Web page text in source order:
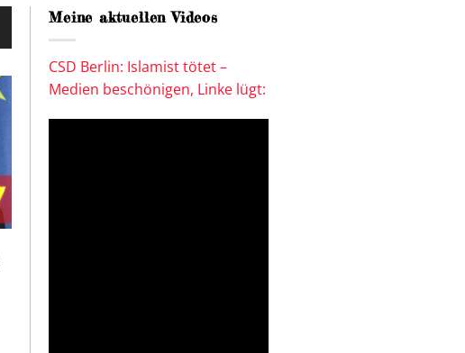
Meine aktuellen Videos
CSD Berlin: Islamist tötet –
Medien beschönigen, Linke lügt: